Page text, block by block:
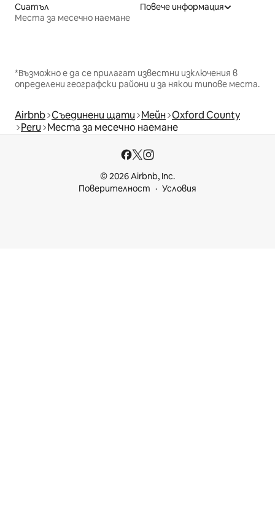
Сиатъл
Места за месечно наемане
Повече информация
*Възможно е да се прилагат известни изключения в
определени географски райони и за някои типове места.
Airbnb Съединени щати Мейн Oxford County
Peru Места за месечно наемане
© 2026 Airbnb, Inc.
Поверителност
Условия